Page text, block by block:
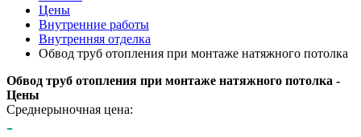
Цены
Внутренние работы
Внутренняя отделка
Обвод труб отопления при монтаже натяжного потолка
Обвод труб отопления при монтаже натяжного потолка -
Цены
Среднерыночная цена:
-